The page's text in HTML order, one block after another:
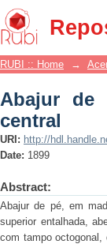
Abajur de
RUBI :: Home →
Abajur de
central
URI: http://
Date: 1899
Abstract:
Abajur de pé, em
superior entalhada,
com tampo